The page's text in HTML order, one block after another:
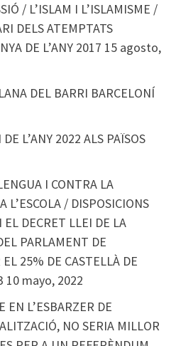
/ L’ISLAM I L’ISLAMISME /
DELS ATEMPTATS
DE L’ANY 2017 15 agosto,
DEL BARRI BARCELONÍ
L’ANY 2022 ALS PAÏSOS
I CONTRA LA
L’ESCOLA / DISPOSICIONS
EL DECRET LLEI DE LA
PARLAMENT DE
25% DE CASTELLÀ DE
10 mayo, 2022
EN L’ESBARZER DE
NO SERIA MILLOR